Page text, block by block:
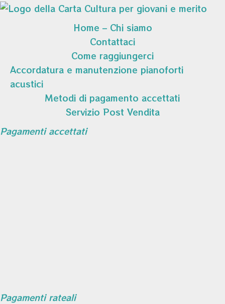
Home – Chi siamo
Contattaci
Come raggiungerci
Accordatura e manutenzione pianoforti
acustici
Metodi di pagamento accettati
Servizio Post Vendita
Pagamenti accettati
Pagamenti rateali